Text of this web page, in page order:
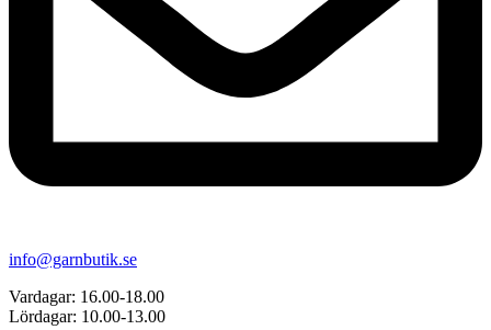
info@garnbutik.se
Vardagar: 16.00-18.00
Lördagar: 10.00-13.00